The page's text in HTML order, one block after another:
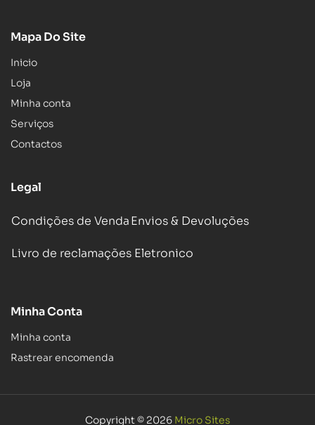
Mapa Do Site
Inicio
Loja
Minha conta
Serviços
Contactos
Legal
Condições de VendaEnvios & Devoluções
Livro de reclamações Eletronico
Minha Conta
Minha conta
Rastrear encomenda
Copyright © 2026 Micro Sites